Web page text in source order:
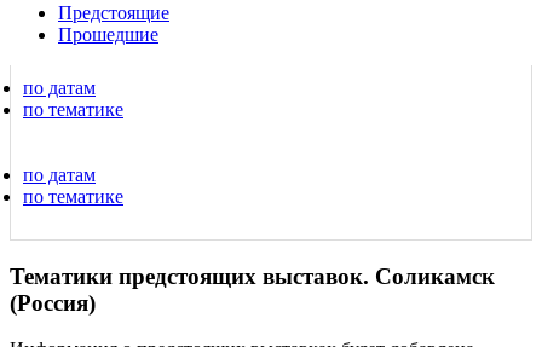
Предстоящие
Прошедшие
по датам
по тематике
по датам
по тематике
Тематики предстоящих выставок. Соликамск
(Россия)